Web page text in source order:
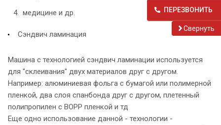
медицине и др.
Сэндвич ламинация
Машина с технологией сэндвич ламинации используется
для "склеивания" двух материалов друг с другом.
Например: алюминиевая фольга с бумагой или полимерной
пленкой, два слоя спанбонда друг с другом, плетенный
полипропилен с ВОРР пленкой и тд
Еще одно использование данной - технологии -
ПЕРЕЗВОНИТЬ
Cвернуть